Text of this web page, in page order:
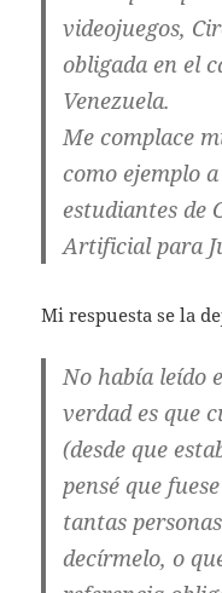
videojuegos,
obligada en el
Venezuela.
Me complace
como ejemplo
estudiantes de
Artificial para
Mi respuesta se la
No había leído
verdad es que
(desde que
pensé que
tantas
decírmelo, o